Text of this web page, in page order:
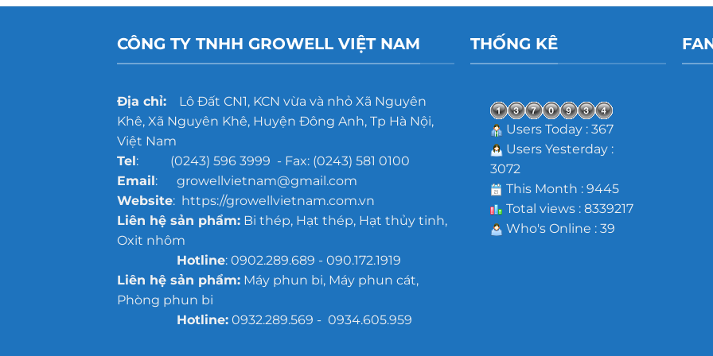
CÔNG TY TNHH GROWELL VIỆT NAM
Địa chỉ:Lô Đất CN1, KCN vừa và nhỏ Xã Nguyên
Khê, Xã Nguyên Khê, Huyện Đông Anh, Tp Hà Nội,
Việt Nam
Tel: (0243) 596 3999 - Fax: (0243) 581 0100
Email: growellvietnam@gmail.com
Website: https://growellvietnam.com.vn
Liên hệ sản phẩm:Bi thép, Hạt thép, Hạt thủy tinh,
Oxit nhôm
Hotline: 0902.289.689 - 090.172.1919
Liên hệ sản phẩm:Máy phun bi, Máy phun cát,
Phòng phun bi
Hotline:0932.289.569 - 0934.605.959
THỐNG KÊ
Users Today : 367
Users Yesterday :
3072
This Month : 9445
Total views : 8339217
Who's Online : 39